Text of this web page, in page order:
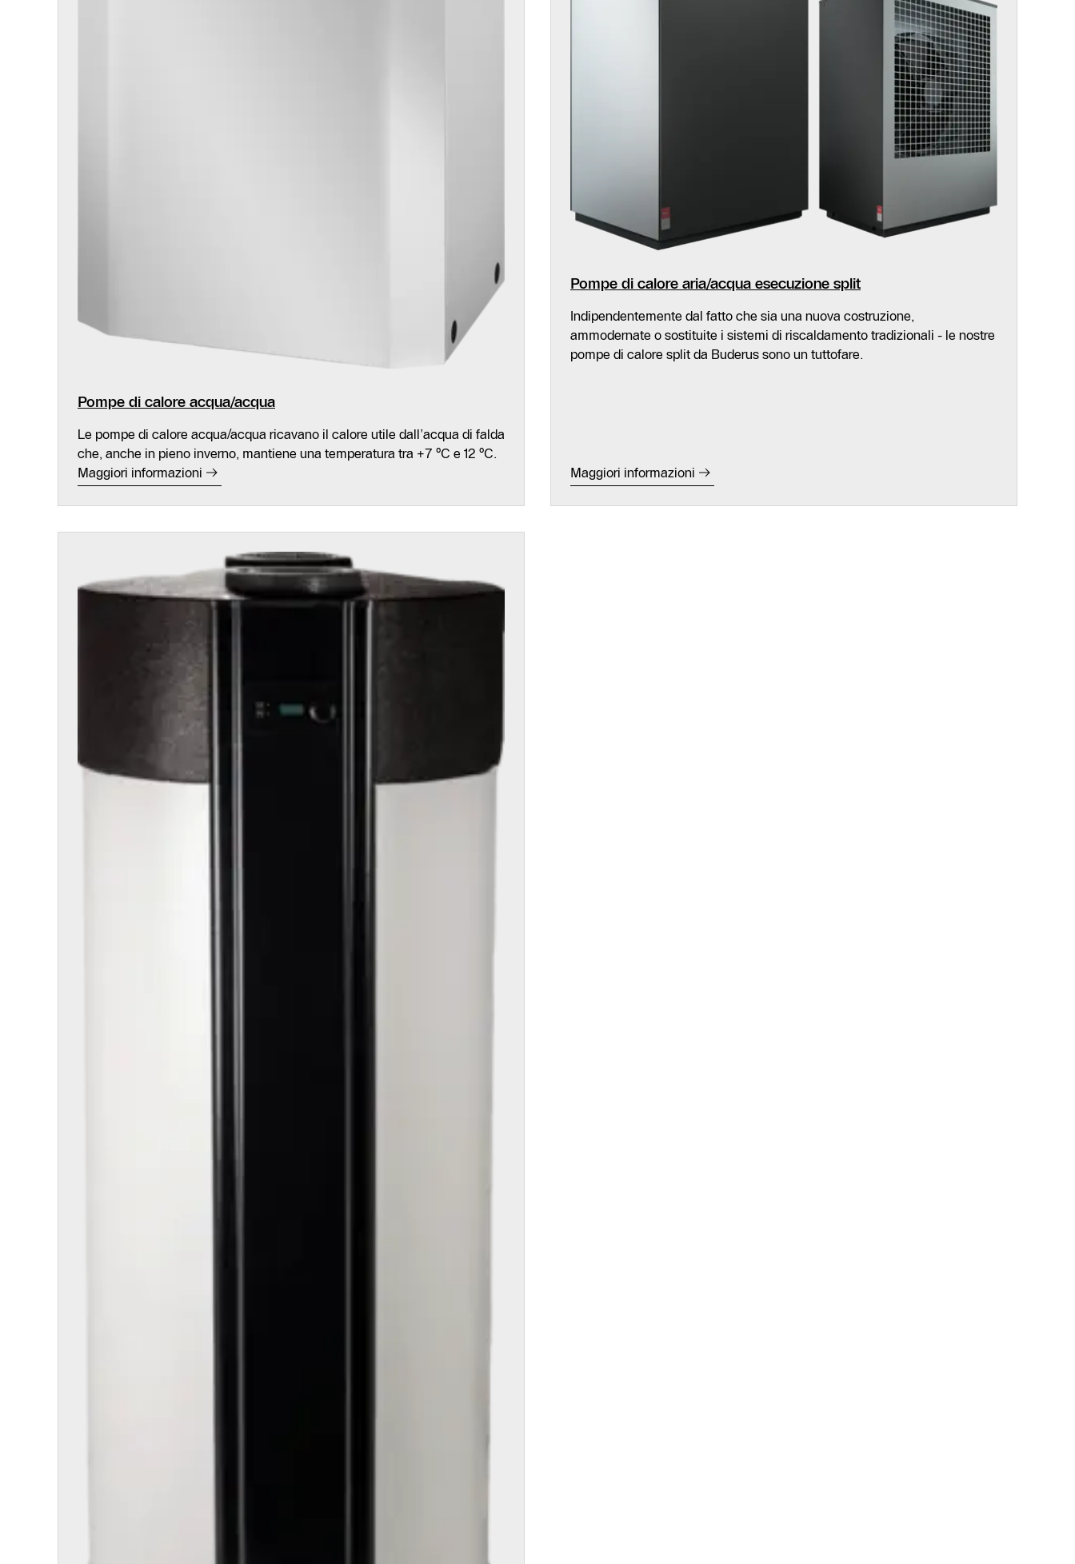
Pompe di calore acqua/acqua
Le pompe di calore acqua/acqua ricavano il calore utile dall’acqua di falda
che, anche in pieno inverno, mantiene una temperatura tra +7 °C e 12 °C.
Maggiori informazioni
Pompe di calore aria/acqua esecuzione split
Indipendentemente dal fatto che sia una nuova costruzione,
ammodernate o sostituite i sistemi di riscaldamento tradizionali - le nostre
pompe di calore split da Buderus sono un tuttofare.
Maggiori informazioni